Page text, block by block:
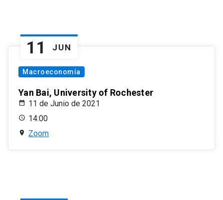
11 JUN
Macroeconomía
Yan Bai, University of Rochester
11 de Junio de 2021
14:00
Zoom